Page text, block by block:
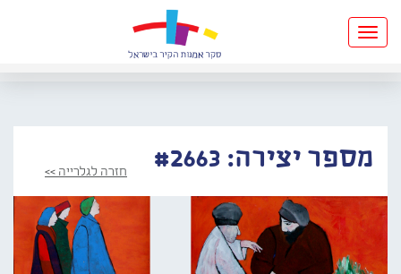
Toggle
navigation
מספר יצירה: #2663 חזרה לגלרייה >>